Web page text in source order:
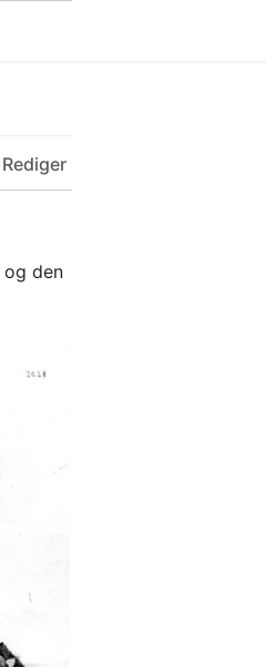
Rediger
og den